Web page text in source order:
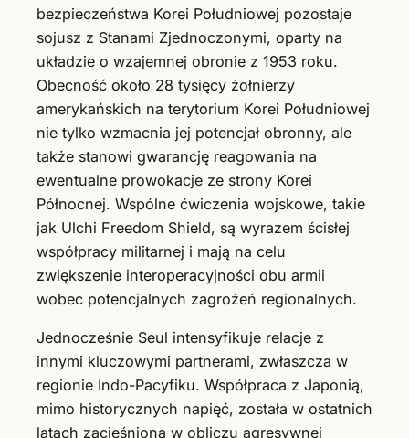
bezpieczeństwa Korei Południowej pozostaje
sojusz z Stanami Zjednoczonymi, oparty na
układzie o wzajemnej obronie z 1953 roku.
Obecność około 28 tysięcy żołnierzy
amerykańskich na terytorium Korei Południowej
nie tylko wzmacnia jej potencjał obronny, ale
także stanowi gwarancję reagowania na
ewentualne prowokacje ze strony Korei
Północnej. Wspólne ćwiczenia wojskowe, takie
jak Ulchi Freedom Shield, są wyrazem ścisłej
współpracy militarnej i mają na celu
zwiększenie interoperacyjności obu armii
wobec potencjalnych zagrożeń regionalnych.
Jednocześnie Seul intensyfikuje relacje z
innymi kluczowymi partnerami, zwłaszcza w
regionie Indo-Pacyfiku. Współpraca z Japonią,
mimo historycznych napięć, została w ostatnich
latach zacieśniona w obliczu agresywnej